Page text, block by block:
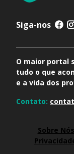
Siga-nos
O maior portal
tudo o que
e a vida dos
Contato:
Sobre Nós